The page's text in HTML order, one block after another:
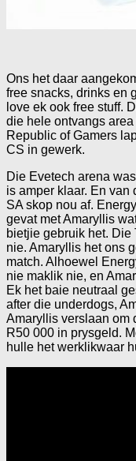
Ons het daar
free snacks, drinks en
love ek ook free stuff.
die hele ontvangs
Republic of Gamers
CS in gewerk.
Die Evetech arena
is amper klaar. En van
SA skop nou af.
gevat met Amaryllis
bietjie gebruik het.
nie. Amaryllis het ons
match. Alhoewel
nie maklik nie, en
Ek het baie neutraal
after die underdogs,
Amaryllis verslaan om
R50 000 in prysgeld.
hulle het werklikwaar